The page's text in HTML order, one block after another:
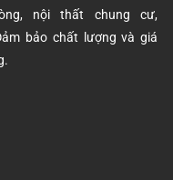
nội thất chung cư,
bảo chất lượng và giá